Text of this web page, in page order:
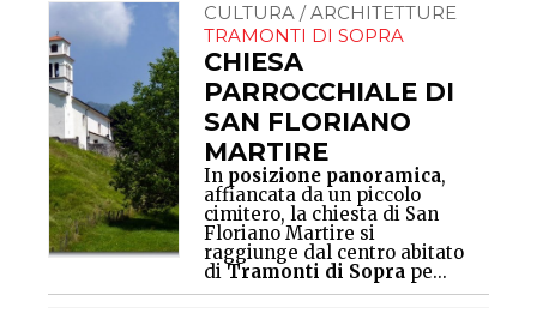
CULTURA / ARCHITETTURE
TRAMONTI DI SOPRA
CHIESA
PARROCCHIALE DI
SAN FLORIANO
MARTIRE
In posizione panoramica,
affiancata da un piccolo
cimitero, la chiesta di San
Floriano Martire si
raggiunge dal centro abitato
diTramonti di Sopra pe...